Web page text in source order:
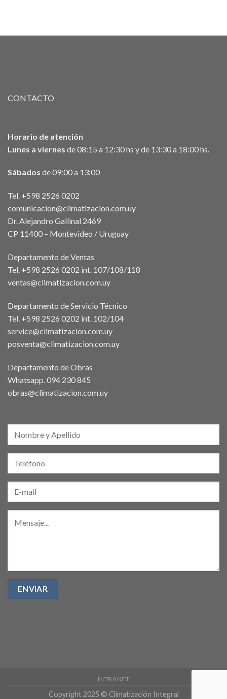
CONTACTO
Horario de atención
Lunes a viernes de 08:15 a 12:30 hs y de 13:30 a 18:00 hs.
Sábados de 09:00 a 13:00
Tel. +598 2526 0202
comunicacion@climatizacion.com.uy
Dr. Alejandro Gallinal 2469
CP 11400 – Montevideo / Uruguay
Departamento de Ventas
Tel. +598 2526 0202 int. 107/108/118
ventas@climatizacion.com.uy
Departamento de Servicio Técnico
Tel. +598 2526 0202 int. 102/104
service@climatizacion.com.uy
posventa@climatizacion.com.uy
Departamento de Obras
Whatsapp. 094 230 845
obras@climatizacion.com.uy
INTRANET
Copyright 2025 © Climatización Integral